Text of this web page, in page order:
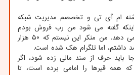
رشته ام آی تی و تخصصم مدیریت شبکه
گفته می شود من رب فروش بودم
همسر سابق من اطلاعات می دهد. من منکر این نیستم که ۵۰ هزار
باید حرف از سند مالی زده شود، اگر
که همه قیرها را امامی برده است، تا